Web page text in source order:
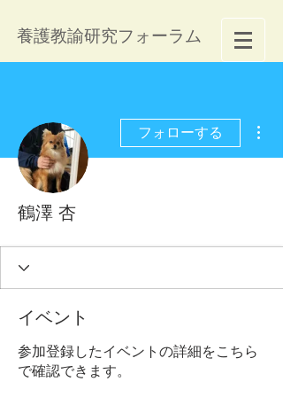
養護教諭研究フォーラム
フォローする
鶴澤 杏
イベント
参加登録したイベントの詳細をこちら
で確認できます。